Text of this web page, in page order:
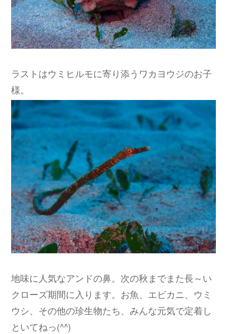
ラストはウミヒルモに寄り添うワカヨウジのお子
様。
地味に人気なアンドの鼻。次の秋までまた長～い
クローズ期間に入ります。お魚、エビカニ、ウミ
ウシ、その他の珍生物たち、みんな元気で定着し
といてねっ(^^)